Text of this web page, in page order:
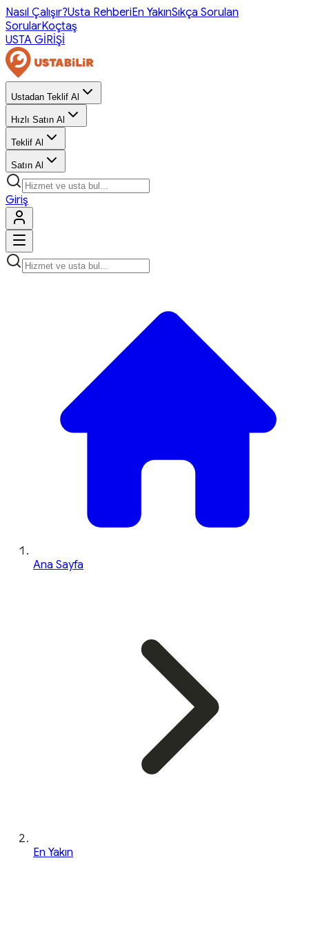
Nasıl Çalışır?Usta RehberiEn YakınSıkça Sorulan
SorularKoçtaş
USTA GİRİŞİ
Ustadan Teklif Al
Hızlı Satın Al
Teklif Al
Satın Al
Giriş
Ana Sayfa
En Yakın